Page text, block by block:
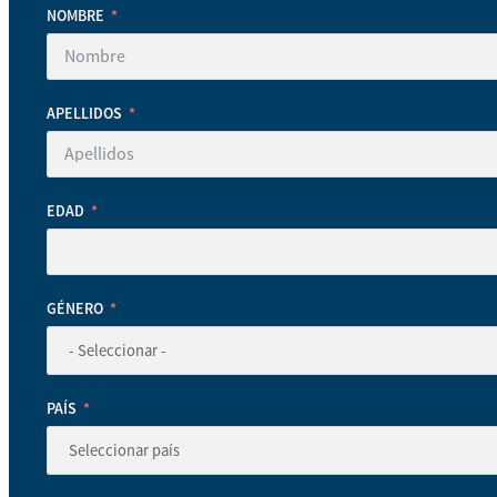
NOMBRE
APELLIDOS
EDAD
GÉNERO
PAÍS